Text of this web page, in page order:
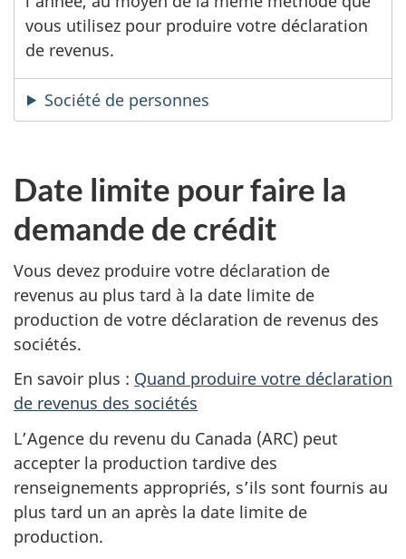
e
d
n
e
l
o
g
e
t
)
vous utilisez pour produire votre déclaration
de revenus.
Société de personnes
Date limite pour faire la
demande de crédit
Vous devez produire votre déclaration de
revenus au plus tard à la date limite de
production de votre déclaration de revenus des
sociétés.
En savoir plus : Quand produire votre déclaration
de revenus des sociétés
O
u
v
r
e
L’Agence du revenu du Canada (ARC) peut
accepter la production tardive des
renseignements appropriés, s’ils sont fournis au
plus tard un an après la date limite de
production.